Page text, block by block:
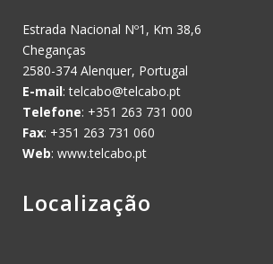
Estrada Nacional Nº1, Km 38,6
Cheganças
2580-374 Alenquer, Portugal
E-mail:telcabo@telcabo.pt
Telefone: +351 263 731 000
Fax: +351 263 731 060
Web: www.telcabo.pt
Localização